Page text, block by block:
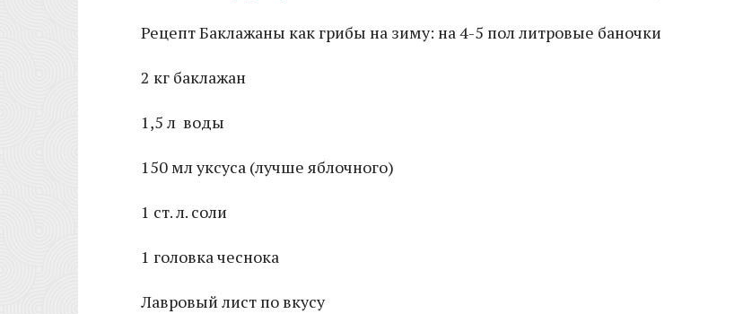
Рецепт Баклажаны как грибы на зиму: на 4-5 пол литровые баночки
2 кг баклажан
1,5 л воды
150 мл уксуса (лучше яблочного)
1 ст. л. соли
1 головка чеснока
Лавровый лист по вкусу